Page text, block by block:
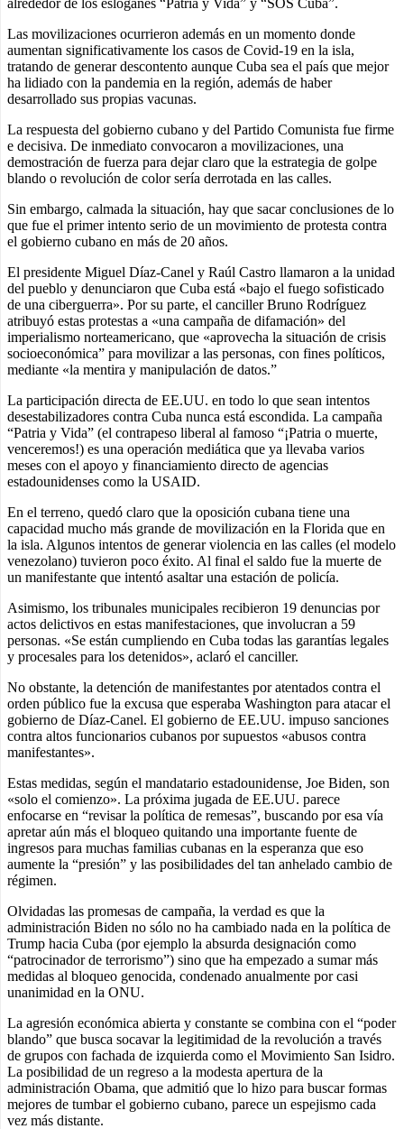
Las movilizaciones ocurrieron además en un momento donde
aumentan significativamente los casos de Covid-19 en la isla,
tratando de generar descontento aunque Cuba sea el país que mejor
ha lidiado con la pandemia en la región, además de haber
desarrollado sus propias vacunas.
La respuesta del gobierno cubano y del Partido Comunista fue firme
e decisiva. De inmediato convocaron a movilizaciones, una
demostración de fuerza para dejar claro que la estrategia de golpe
blando o revolución de color sería derrotada en las calles.
Sin embargo, calmada la situación, hay que sacar conclusiones de lo
que fue el primer intento serio de un movimiento de protesta contra
el gobierno cubano en más de 20 años.
El presidente Miguel Díaz-Canel y Raúl Castro llamaron a la unidad
del pueblo y denunciaron que Cuba está «bajo el fuego sofisticado
de una ciberguerra». Por su parte, el canciller Bruno Rodríguez
atribuyó estas protestas a «una campaña de difamación» del
imperialismo norteamericano, que «aprovecha la situación de crisis
socioeconómica” para movilizar a las personas, con fines políticos,
mediante «la mentira y manipulación de datos.”
La participación directa de EE.UU. en todo lo que sean intentos
desestabilizadores contra Cuba nunca está escondida. La campaña
“Patria y Vida” (el contrapeso liberal al famoso “¡Patria o muerte,
venceremos!) es una operación mediática que ya llevaba varios
meses con el apoyo y financiamiento directo de agencias
estadounidenses como la USAID.
En el terreno, quedó claro que la oposición cubana tiene una
capacidad mucho más grande de movilización en la Florida que en
la isla. Algunos intentos de generar violencia en las calles (el modelo
venezolano) tuvieron poco éxito. Al final el saldo fue la muerte de
un manifestante que intentó asaltar una estación de policía.
Asimismo, los tribunales municipales recibieron 19 denuncias por
actos delictivos en estas manifestaciones, que involucran a 59
personas. «Se están cumpliendo en Cuba todas las garantías legales
y procesales para los detenidos», aclaró el canciller.
No obstante, la detención de manifestantes por atentados contra el
orden público fue la excusa que esperaba Washington para atacar el
gobierno de Díaz-Canel. El gobierno de EE.UU. impuso sanciones
contra altos funcionarios cubanos por supuestos «abusos contra
manifestantes».
Estas medidas, según el mandatario estadounidense, Joe Biden, son
«solo el comienzo». La próxima jugada de EE.UU. parece
enfocarse en “revisar la política de remesas”, buscando por esa vía
apretar aún más el bloqueo quitando una importante fuente de
ingresos para muchas familias cubanas en la esperanza que eso
aumente la “presión” y las posibilidades del tan anhelado cambio de
régimen.
Olvidadas las promesas de campaña, la verdad es que la
administración Biden no sólo no ha cambiado nada en la política de
Trump hacia Cuba (por ejemplo la absurda designación como
“patrocinador de terrorismo”) sino que ha empezado a sumar más
medidas al bloqueo genocida, condenado anualmente por casi
unanimidad en la ONU.
La agresión económica abierta y constante se combina con el “poder
blando” que busca socavar la legitimidad de la revolución a través
de grupos con fachada de izquierda como el Movimiento San Isidro.
La posibilidad de un regreso a la modesta apertura de la
administración Obama, que admitió que lo hizo para buscar formas
mejores de tumbar el gobierno cubano, parece un espejismo cada
vez más distante.